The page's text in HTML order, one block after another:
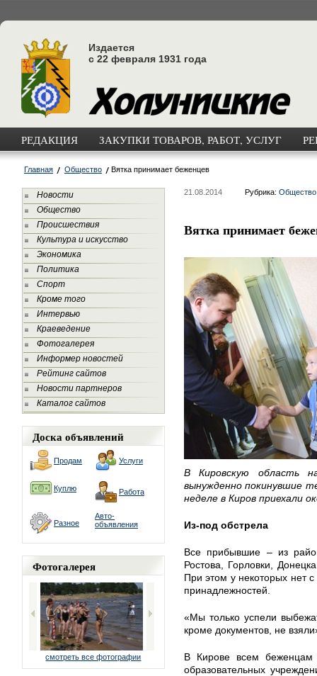
Издается
с 22 февраля 1931 года
РЕДАКЦИЯ ЗАКУПКИ ТОВАРОВ, РАБОТ, УСЛУГ
Главная Общество Вятка принимает беженцев
Новости
Общество
Происшествия
Культура и искусство
Экономика
Политика
Спорт
Кроме того
Интервью
Краеведение
Фотогалерея
Информер новостей
Рейтинг сайтов
Новости партнеров
Каталог сайтов
Доска объявлений
Продам Услуги
Куплю Работа
Разное
Авто-
объявления
Фотогалерея
смотреть все фотографии
21.08.2014 Рубрика: Общество
Вятка принимает
В Кировскую область
вынужденно покинувшие
неделе в Киров приехали
Из-под обстрела
Все прибывшие – из
Ростова, Горловки,
При этом у некоторых нет
принадлежностей.
«Мы только успели
кроме документов, не
В Кирове всем беженцам
образовательных